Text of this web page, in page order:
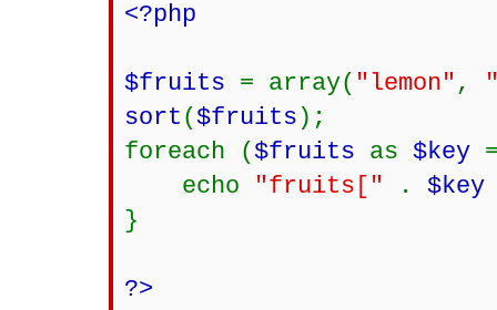
<?php
$fruits = array( "lemon" ,
sort ($fruits );
foreach ($fruits as $key
echo
"fruits[" .
}
?>